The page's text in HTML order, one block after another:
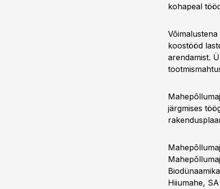
kohapeal
koostööd
arendamist.
järgmises
Hiiumahe,